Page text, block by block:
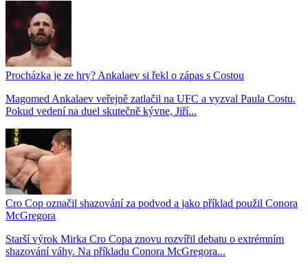
Procházka je ze hry? Ankalaev si řekl o zápas s Costou
Magomed Ankalaev veřejně zatlačil na UFC a vyzval Paula Costu.
Pokud vedení na duel skutečně kývne, Jiří...
Cro Cop označil shazování za podvod a jako příklad použil Conora
McGregora
Starší výrok Mirka Cro Copa znovu rozvířil debatu o extrémním
shazování váhy. Na příkladu Conora McGregora...